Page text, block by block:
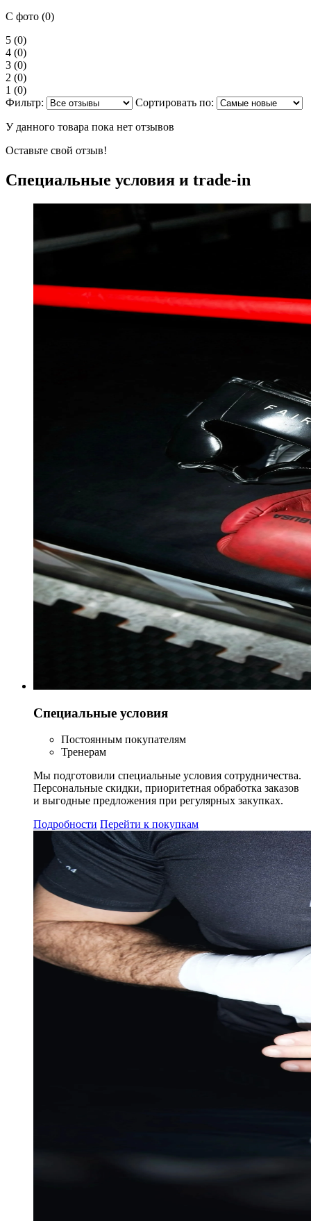
С фото (0)
5 (0)
4 (0)
3 (0)
2 (0)
1 (0)
Фильтр:
Сортировать по:
У данного товара пока нет отзывов
Оставьте свой отзыв!
Специальные условия и trade-in
Специальные условия
Постоянным покупателям
Тренерам
Мы подготовили специальные условия сотрудничества.
Персональные скидки, приоритетная обработка заказов
и выгодные предложения при регулярных закупках.
Подробности Перейти к покупкам